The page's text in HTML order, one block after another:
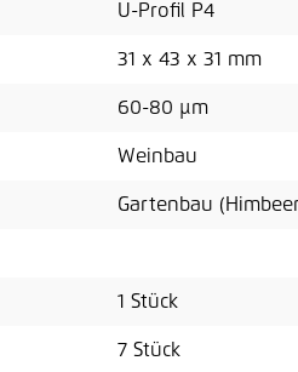
U-Profil P4
31 x 43 x 31 mm
60-80 μm
Weinbau
Gartenbau
1 Stück
7 Stück